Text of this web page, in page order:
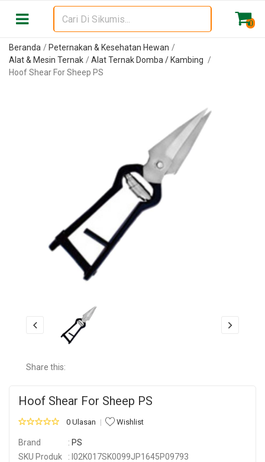
0
Beranda
Peternakan & Kesehatan Hewan
Alat & Mesin Ternak
Alat Ternak Domba / Kambing
Hoof Shear For Sheep PS
Share this:
Hoof Shear For Sheep PS
0 Ulasan Wishlist
Brand : PS
SKU Produk
: I02K017SK0099JP1645P09793